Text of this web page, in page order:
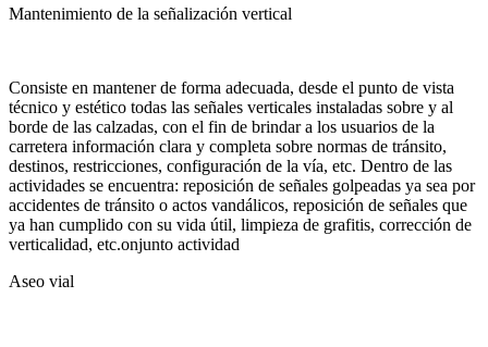
Mantenimiento de la señalización vertical
Consiste en mantener de forma adecuada, desde el punto de vista
técnico y estético todas las señales verticales instaladas sobre y al
borde de las calzadas, con el fin de brindar a los usuarios de la
carretera información clara y completa sobre normas de tránsito,
destinos, restricciones, configuración de la vía, etc. Dentro de las
actividades se encuentra: reposición de señales golpeadas ya sea por
accidentes de tránsito o actos vandálicos, reposición de señales que
ya han cumplido con su vida útil, limpieza de grafitis, corrección de
verticalidad, etc.onjunto actividad
Aseo vial